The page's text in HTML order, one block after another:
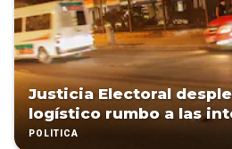
Justicia Electoral
logístico rumbo a las
POLÍTICA